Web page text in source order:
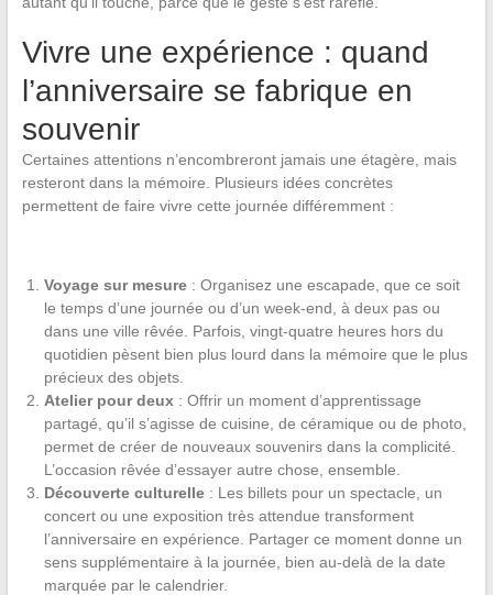
Vivre une expérience : quand
l’anniversaire se fabrique en
souvenir
Certaines attentions n’encombreront jamais une étagère, mais
resteront dans la mémoire. Plusieurs idées concrètes
permettent de faire vivre cette journée différemment :
Voyage sur mesure: Organisez une escapade, que ce soit
le temps d’une journée ou d’un week-end, à deux pas ou
dans une ville rêvée. Parfois, vingt-quatre heures hors du
quotidien pèsent bien plus lourd dans la mémoire que le plus
précieux des objets.
Atelier pour deux: Offrir un moment d’apprentissage
partagé, qu’il s’agisse de cuisine, de céramique ou de photo,
permet de créer de nouveaux souvenirs dans la complicité.
L’occasion rêvée d’essayer autre chose, ensemble.
Découverte culturelle: Les billets pour un spectacle, un
concert ou une exposition très attendue transforment
l’anniversaire en expérience. Partager ce moment donne un
sens supplémentaire à la journée, bien au-delà de la date
marquée par le calendrier.